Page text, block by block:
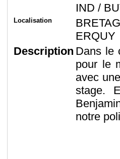
IND /
Localisation
ERQUY
Description Dans le
pour le
avec
stage.
notre